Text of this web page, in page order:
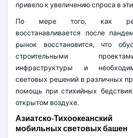
привело к увеличению спроса в
По мере того, как
восстанавливается после
рынок восстановится, что
строительными
инфраструктуры и
световых решений в различных
помощь при стихийных
открытом воздухе.
Азиатско-
мобильных световых башен